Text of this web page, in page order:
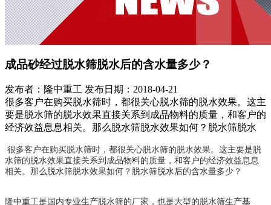
成品砂经过脱水筛脱水后的含水量多少？
发布者：隆中重工 发布日期：2018-04-21
很多客户在购买脱水筛时，都很关心脱水筛的脱水效果。这主
要是脱水筛的脱水效果直接关系到成品物料的质量，和客户的
经济效益息息相关。那么脱水筛脱水效果如何？脱水筛脱水
很多客户在购买脱水筛时，都很关心脱水筛的脱水效果。这主要是脱
水筛的脱水效果直接关系到成品物料的质量，和客户的经济效益息息
相关。那么脱水筛脱水效果如何？脱水筛脱水后的含水量多少？
隆中重工是国内专业生产脱水筛的厂家，也是大型的脱水筛生产基